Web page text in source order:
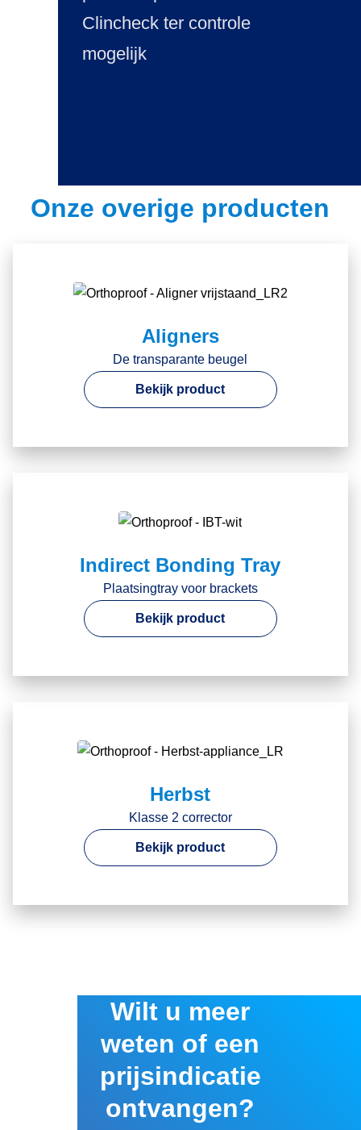
Clincheck ter controle
mogelijk
Onze overige producten
Aligners
De transparante beugel
Bekijk product
Indirect Bonding Tray
Plaatsingtray voor brackets
Bekijk product
Herbst
Klasse 2 corrector
Bekijk product
Wilt u meer
weten of een
prijsindicatie
ontvangen?